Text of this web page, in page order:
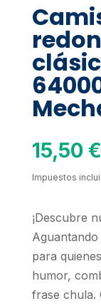
15,50 €
Impuestos
¡Descubre
para
humor,
frase chula.